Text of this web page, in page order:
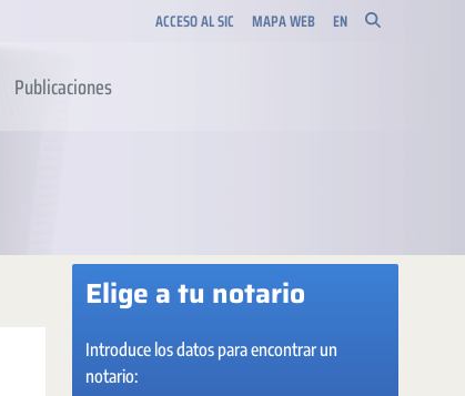
ACCESO AL SIC MAPA WEB EN
Publicaciones
Elige a tu notario
Introduce los datos para encontrar un
notario: